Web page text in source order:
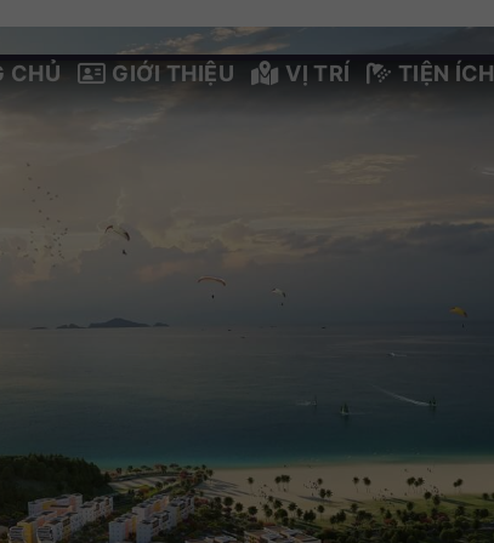
CHỦ GIỚI THIỆU VỊ TRÍ TIỆN ÍCH